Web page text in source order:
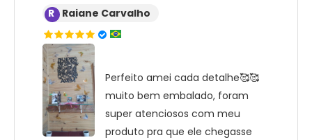
R Raiane Carvalho
Perfeito amei cada detalhe🥰🥰
muito bem embalado, foram
super atenciosos com meu
produto pra que ele chegasse